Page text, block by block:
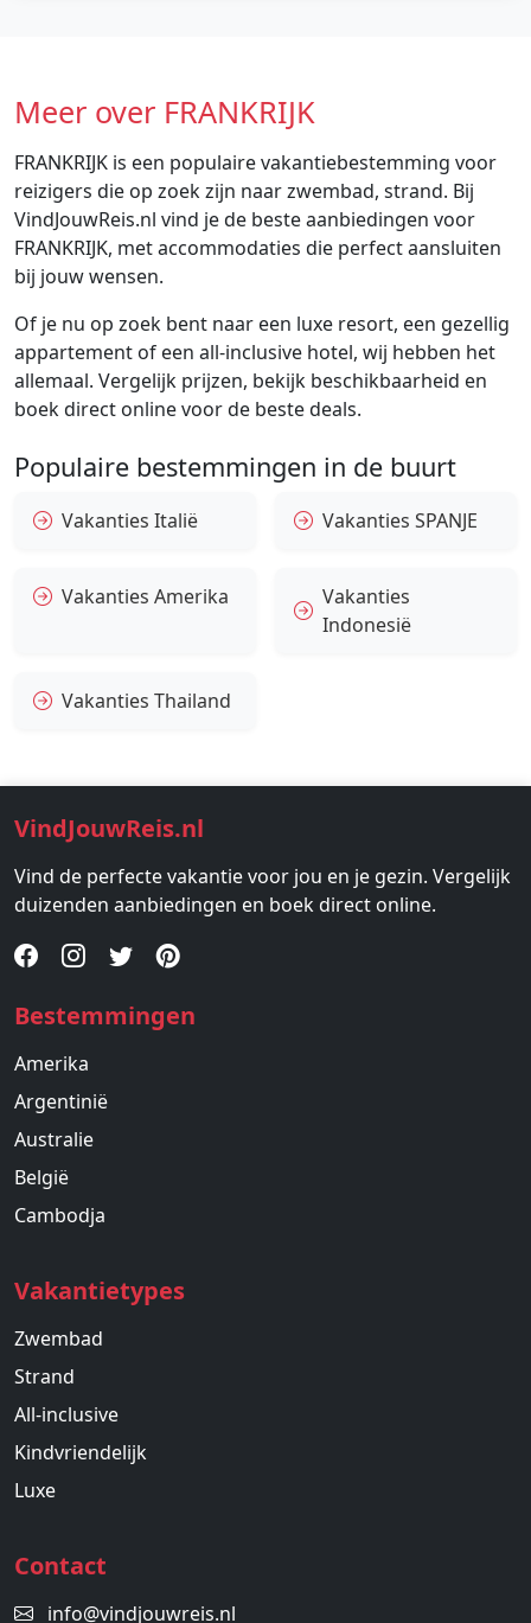
Meer over FRANKRIJK
FRANKRIJK is een populaire vakantiebestemming voor
reizigers die op zoek zijn naar zwembad, strand. Bij
VindJouwReis.nl vind je de beste aanbiedingen voor
FRANKRIJK, met accommodaties die perfect aansluiten
bij jouw wensen.
Of je nu op zoek bent naar een luxe resort, een gezellig
appartement of een all-inclusive hotel, wij hebben het
allemaal. Vergelijk prijzen, bekijk beschikbaarheid en
boek direct online voor de beste deals.
Populaire bestemmingen in de buurt
Vakanties Italië Vakanties SPANJE
Vakanties Amerika
Vakanties
Indonesië
Vakanties Thailand
VindJouwReis.nl
Vind de perfecte vakantie voor jou en je gezin. Vergelijk
duizenden aanbiedingen en boek direct online.
Bestemmingen
Amerika
Argentinië
Australie
België
Cambodja
Vakantietypes
Zwembad
Strand
All-inclusive
Kindvriendelijk
Luxe
Contact
info@vindjouwreis.nl